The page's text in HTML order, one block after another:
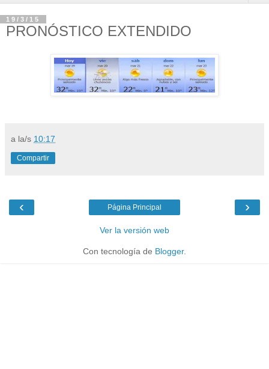
19/3/15
PRONÓSTICO EXTENDIDO
a la/s 10:17
Compartir
‹ ›
Página Principal
Ver la versión web
Con tecnología de Blogger.